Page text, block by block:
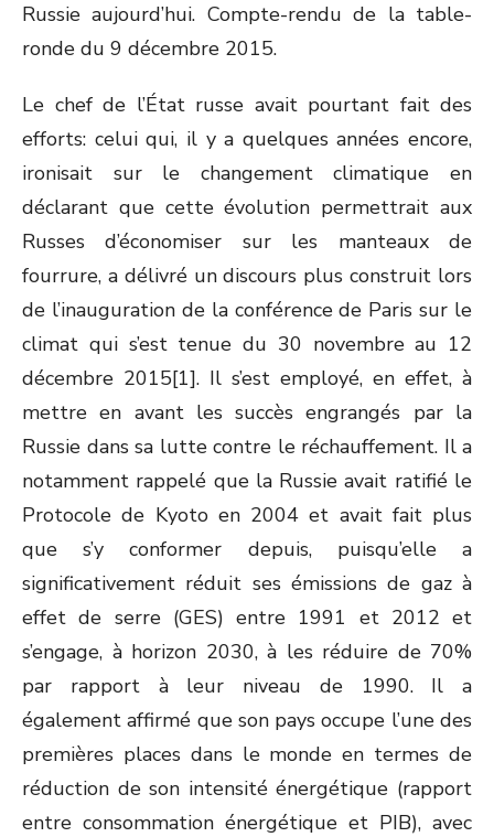
Russie aujourd’hui. Compte-rendu de la table-
ronde du 9 décembre 2015.
Le chef de l’État russe avait pourtant fait des
efforts: celui qui, il y a quelques années encore,
ironisait sur le changement climatique en
déclarant que cette évolution permettrait aux
Russes d’économiser sur les manteaux de
fourrure, a délivré un discours plus construit lors
de l’inauguration de la conférence de Paris sur le
climat qui s’est tenue du 30 novembre au 12
décembre 2015[1]. Il s’est employé, en effet, à
mettre en avant les succès engrangés par la
Russie dans sa lutte contre le réchauffement. Il a
notamment rappelé que la Russie avait ratifié le
Protocole de Kyoto en 2004 et avait fait plus
que s’y conformer depuis, puisqu’elle a
significativement réduit ses émissions de gaz à
effet de serre (GES) entre 1991 et 2012 et
s’engage, à horizon 2030, à les réduire de 70%
par rapport à leur niveau de 1990. Il a
également affirmé que son pays occupe l’une des
premières places dans le monde en termes de
réduction de son intensité énergétique (rapport
entre consommation énergétique et PIB), avec